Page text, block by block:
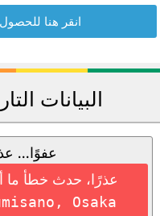
انقر هنا
البيانات
عفوًا...
عذرًا، حدث خطأ ما
Osaka